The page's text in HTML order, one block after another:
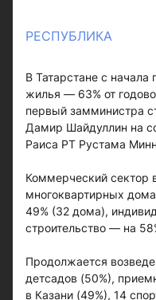
РЕСПУБЛИКА
В Татарстане с начала
жилья — 63% от
первый замминистра
Дамир Шайдуллин на
Раиса РТ Рустама
Коммерческий сектор
многоквартирных
49% (32 дома),
строительство — на
Продолжается
детсадов (50%),
в Казани (49%), 14